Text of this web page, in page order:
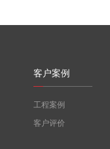
客户案例
工程案例
客户评价